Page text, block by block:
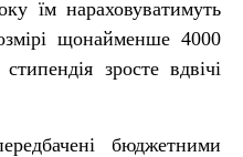
їм нараховуватимуть
щонайменше 4000
зросте вдвічі
бюджетними